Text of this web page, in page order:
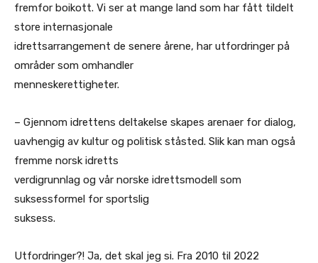
fremfor boikott. Vi ser at mange land som har fått tildelt
store internasjonale
idrettsarrangement de senere årene, har utfordringer på
områder som omhandler
menneskerettigheter.
– Gjennom idrettens deltakelse skapes arenaer for dialog,
uavhengig av kultur og politisk ståsted. Slik kan man også
fremme norsk idretts
verdigrunnlag og vår norske idrettsmodell som
suksessformel for sportslig
suksess.
Utfordringer?! Ja, det skal jeg si. Fra 2010 til 2022